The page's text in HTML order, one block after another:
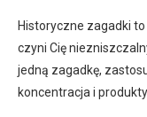
Historyczne zagadki
czyni Cię
jedną zagadkę,
koncentracja i